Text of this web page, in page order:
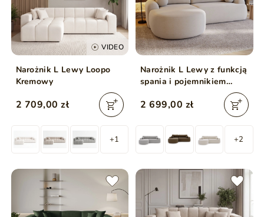
VIDEO
Narożnik L Lewy Loopo
Kremowy
2 709,00 zł
+1
Narożnik L Lewy z funkcją
spania i pojemnikiem
2 699,00 zł
+2